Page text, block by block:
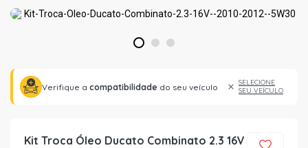
1 2 3
Verifique a compatibilidade do seu veículo
SELECIONE
SEU VEÍCULO
Kit Troca Óleo Ducato Combinato 2.3 16V